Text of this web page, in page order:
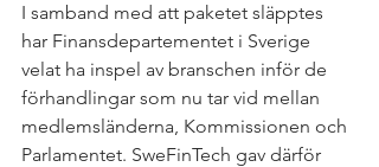
I samband med att paketet släpptes
har Finansdepartementet i Sverige
velat ha inspel av branschen inför de
förhandlingar som nu tar vid mellan
medlemsländerna, Kommissionen och
Parlamentet. SweFinTech gav därför